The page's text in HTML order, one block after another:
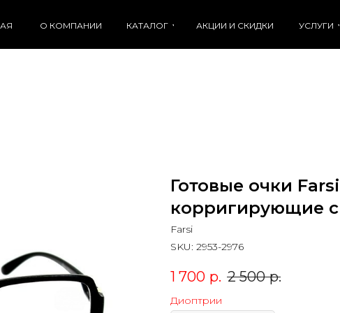
О КОМПАНИИ КАТАЛОГ АКЦИИ И СКИДКИ УСЛУГИ
Готовые очки
корригирующие
Farsi
SKU: 2953-2976
1 700 р. 2 500 р.
Диоптрии